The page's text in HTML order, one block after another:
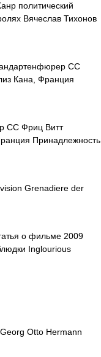
политический
Вячеслав Тихонов
СС
Кана, Франция
СС Фриц Витт
Принадлежность
Grenadiere der
о фильме 2009
Inglourious
Otto Hermann